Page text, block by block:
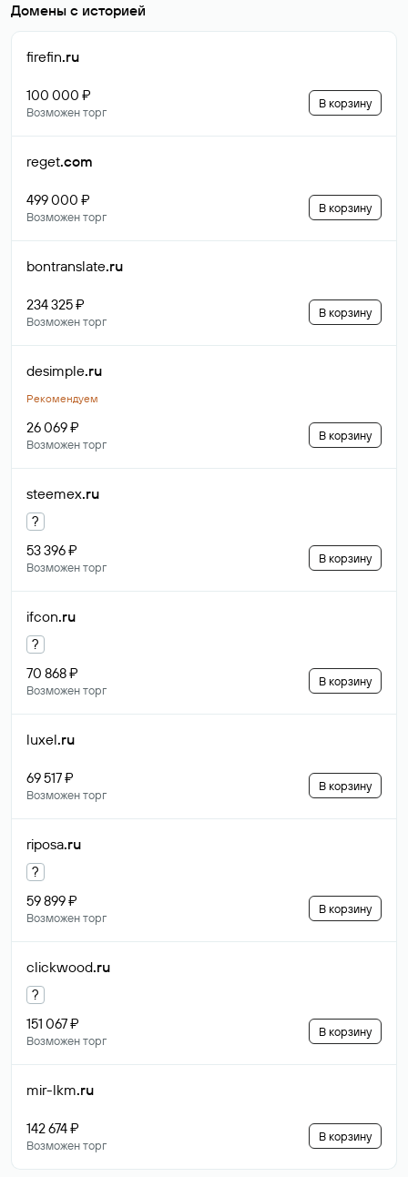
Домены с историей
firefin.ru
100 000 ₽
Возможен торг
В корзину
reget.com
499 000 ₽
Возможен торг
В корзину
bontranslate.ru
234 325 ₽
Возможен торг
В корзину
desimple.ru
Рекомендуем
26 069 ₽
Возможен торг
В корзину
steemex.ru
?
53 396 ₽
Возможен торг
В корзину
ifcon.ru
?
70 868 ₽
Возможен торг
В корзину
luxel.ru
69 517 ₽
Возможен торг
В корзину
riposa.ru
?
59 899 ₽
Возможен торг
В корзину
clickwood.ru
?
151 067 ₽
Возможен торг
В корзину
mir-lkm.ru
142 674 ₽
Возможен торг
В корзину